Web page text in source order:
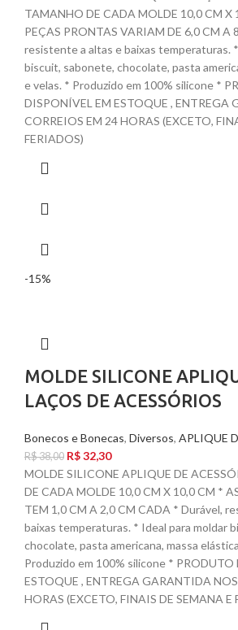
TAMANHO DE CADA MOLDE 10,0 CM X
PEÇAS PRONTAS VARIAM DE 6,0 CM A
resistente a altas e baixas temperaturas.
biscuit, sabonete, chocolate, pasta
e velas. * Produzido em 100% silicone *
DISPONÍVEL EM ESTOQUE , ENTREGA
CORREIOS EM 24 HORAS (EXCETO,
FERIADOS)
-15%
MOLDE SILICONE
LAÇOS DE ACESSÓRIOS
Bonecos e Bonecas, Diversos, APLIQUE
R$38,00 R$32,30
MOLDE SILICONE APLIQUE DE
DE CADA MOLDE 10,0 CM X 10,0 CM *
TEM 1,0 CM A 2,0 CM CADA * Durável,
baixas temperaturas. * Ideal para moldar
chocolate, pasta americana, massa
Produzido em 100% silicone * PRODUTO
ESTOQUE , ENTREGA GARANTIDA
HORAS (EXCETO, FINAIS DE SEMANA E